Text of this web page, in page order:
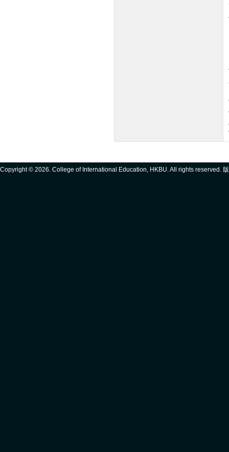
Copyright © 2026. College of International Education, HKBU. All rights reserved.